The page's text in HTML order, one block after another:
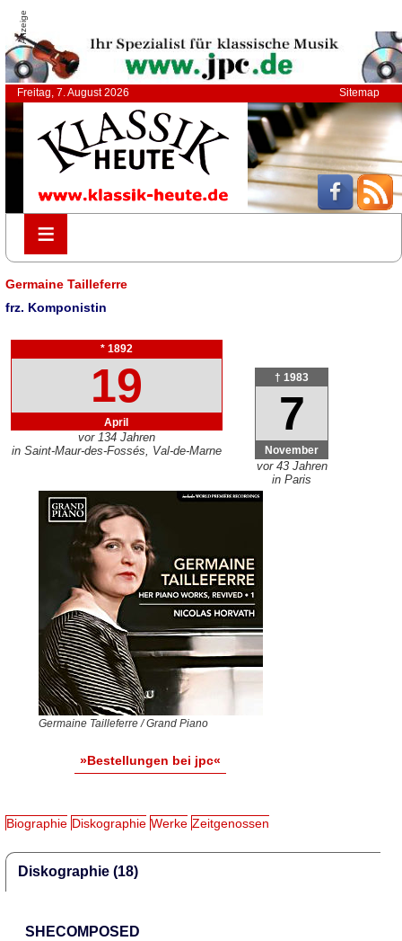
Anzeige
Freitag, 7. August 2026 Sitemap
≡
≡
Germaine Tailleferre
frz. Komponistin
* 1892
19
April
vor 134 Jahren
in Saint-Maur-des-Fossés, Val-de-Marne
† 1983
7
November
vor 43 Jahren
in Paris
Germaine Tailleferre / Grand Piano
»Bestellungen bei jpc«
Biographie Diskographie Werke Zeitgenossen
Diskographie (18)
SHECOMPOSED